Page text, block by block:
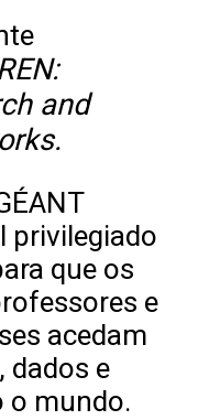
and
privilegiado
que os
e
acedam
dados e
o mundo.